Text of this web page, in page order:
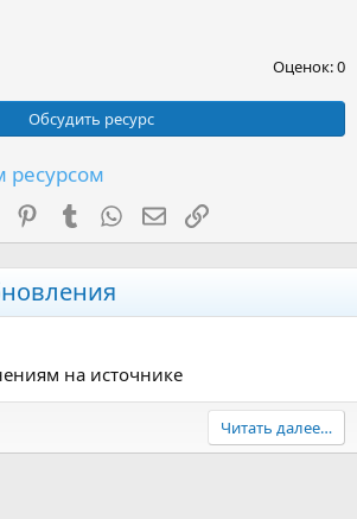
Оценок: 0
Обсудить ресурс
ресурсом
Reddit PinterestTumblr WhatsApp
Электронная почта
Ссылка
на источнике
Читать далее…